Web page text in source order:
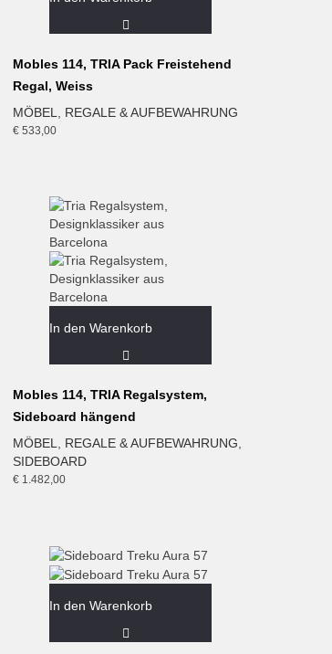
Mobles 114, TRIA Pack Freistehend
Regal, Weiss
MÖBEL
REGALE & AUFBEWAHRUNG
€ 533,00
In den Warenkorb
Mobles 114, TRIA Regalsystem,
Sideboard hängend
MÖBEL
REGALE & AUFBEWAHRUNG
SIDEBOARD
€ 1.482,00
In den Warenkorb